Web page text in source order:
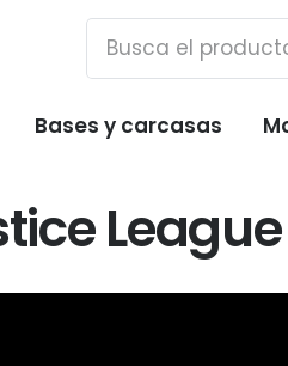
Bases y carcasas